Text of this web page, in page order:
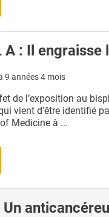
A : Il engraisse
9 années 4 mois
de l’exposition au
vient d’être identifié
Medicine à ...
Un